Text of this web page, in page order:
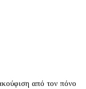
από τον πόνο